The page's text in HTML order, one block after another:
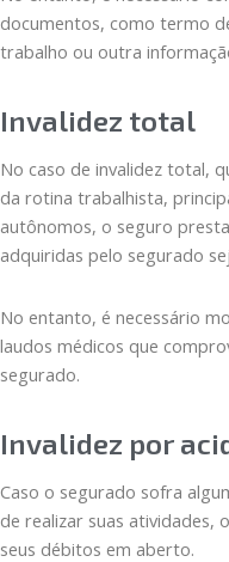
documentos, como termo
trabalho ou outra
Invalidez total
No caso de invalidez total,
da rotina trabalhista,
autônomos, o seguro
adquiridas pelo segurado
No entanto, é necessário
laudos médicos que
segurado.
Invalidez por
Caso o segurado sofra
de realizar suas atividades,
seus débitos em aberto.